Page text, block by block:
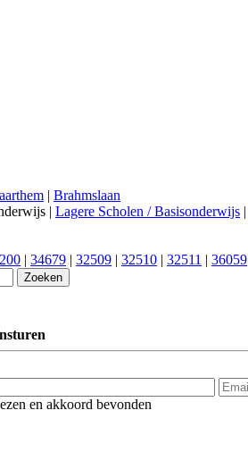
Brahmslaan
| Lagere Scholen / Basisonderwijs
34679 32509 32510 32511 36059
en akkoord bevonden